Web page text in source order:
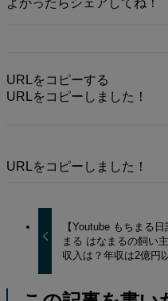
URLをコピーする
URLをコピーしました！
URLをコピーしました！
【Youtube もちまる
まる はなまるの飼い
収入は？年収は2億円